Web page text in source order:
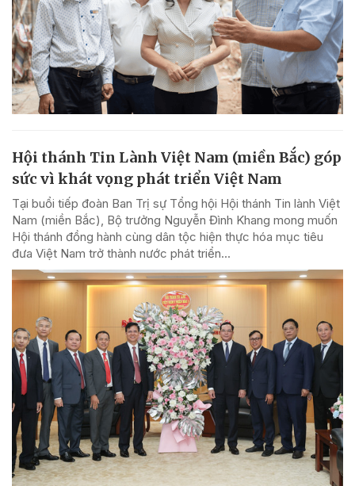
Hội thánh Tin Lành Việt Nam (miền Bắc) góp
sức vì khát vọng phát triển Việt Nam
Tại buổi tiếp đoàn Ban Trị sự Tổng hội Hội thánh Tin lành Việt
Nam (miền Bắc), Bộ trưởng Nguyễn Đình Khang mong muốn
Hội thánh đồng hành cùng dân tộc hiện thực hóa mục tiêu
đưa Việt Nam trở thành nước phát triển...